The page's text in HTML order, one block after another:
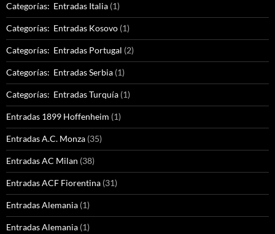
Categorías: Entradas Italia (1)
Categorías: Entradas Kosovo (1)
Categorías: Entradas Portugal (2)
Categorías: Entradas Serbia (1)
Categorías: Entradas Turquía (1)
Entradas 1899 Hoffenheim (1)
Entradas A.C. Monza (35)
Entradas AC Milan (38)
Entradas ACF Fiorentina (31)
Entradas Alemania (1)
Entradas Alemania (1)